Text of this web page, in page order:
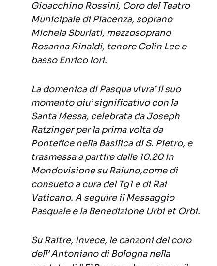
Gioacchino Rossini, Coro del Teatro
Municipale di Piacenza, soprano
Michela Sburlati, mezzosoprano
Rosanna Rinaldi, tenore Colin Lee e
basso Enrico Iori.
La domenica di Pasqua vivra’ il suo
momento piu’ significativo con la
Santa Messa, celebrata da Joseph
Ratzinger per la prima volta da
Pontefice nella Basilica di S. Pietro, e
trasmessa a partire dalle 10.20 in
Mondovisione su Raiuno,come di
consueto a cura del Tg1 e di Rai
Vaticano. A seguire il Messaggio
Pasquale e la Benedizione Urbi et Orbi.
Su Raitre, invece, le canzoni del coro
dell’ Antoniano di Bologna nella